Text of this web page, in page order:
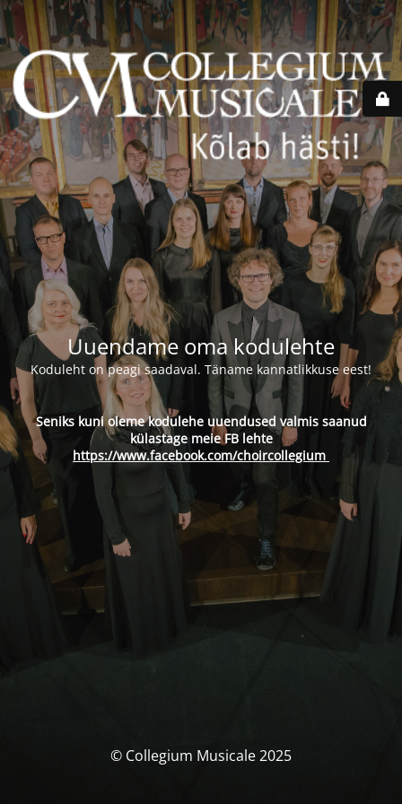
Uuendame oma kodulehte
Koduleht on peagi saadaval. Täname kannatlikkuse eest!
Seniks kuni oleme kodulehe uuendused valmis saanud
külastage meie FB lehte
https://www.facebook.com/choircollegium
© Collegium Musicale 2025